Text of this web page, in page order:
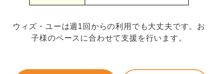
ウィズ・ユーは週1回からの利用でも大丈夫です。お
子様のペースに合わせて支援を行います。